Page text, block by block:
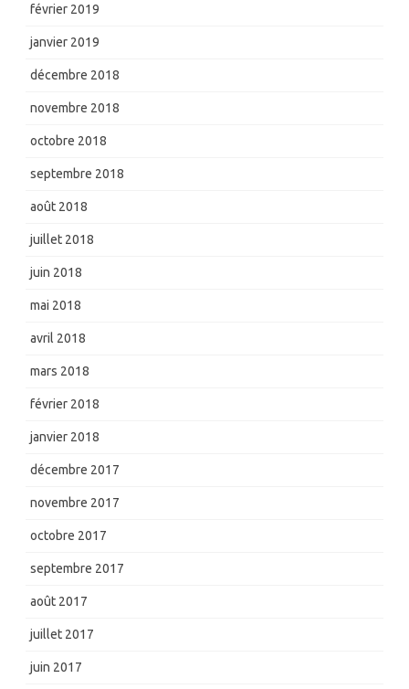
février 2019
janvier 2019
décembre 2018
novembre 2018
octobre 2018
septembre 2018
août 2018
juillet 2018
juin 2018
mai 2018
avril 2018
mars 2018
février 2018
janvier 2018
décembre 2017
novembre 2017
octobre 2017
septembre 2017
août 2017
juillet 2017
juin 2017